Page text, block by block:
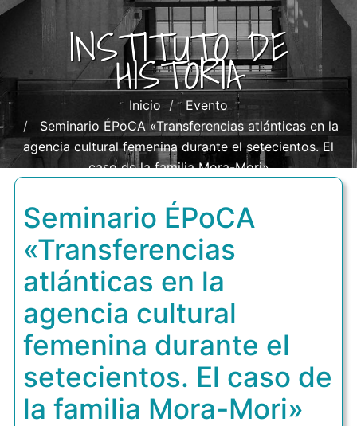
INSTITUTO DE
HISTORIA
Inicio
Evento
Seminario ÉPoCA «Transferencias atlánticas en la
agencia cultural femenina durante el setecientos. El
caso de la familia Mora-Mori»
Seminario ÉPoCA
«Transferencias
atlánticas en la
agencia cultural
femenina durante el
setecientos. El caso de
la familia Mora-Mori»